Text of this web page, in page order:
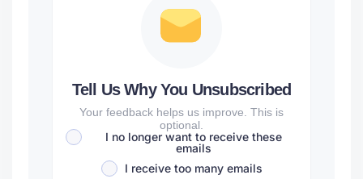
Tell Us Why You Unsubscribed
Your feedback helps us improve. This is
optional.
I no longer want to receive these
emails
I receive too many emails